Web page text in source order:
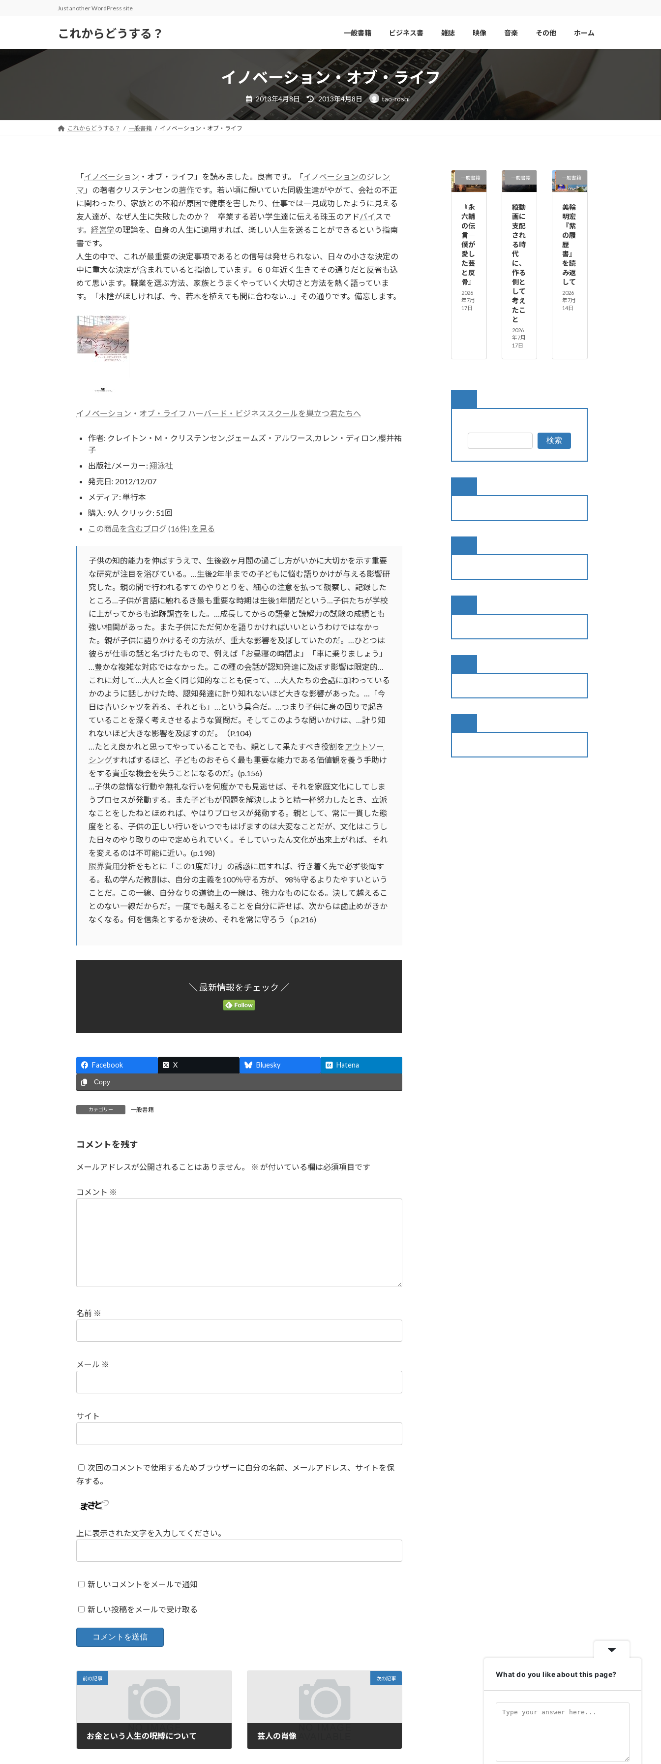
Just another WordPress site
これからどうする？ 一般書籍 ビジネス書 雑誌 映像 音楽 その他 ホーム
イノベーション・オブ・ライフ
2013年4月8日
最
終
更
新
日
2013年4月8日 tao-roshi
これからどうする？ 一般書籍 イノベーション・オブ・ライフ
「イノベーション ・オブ・ライフ」を読みました。良書です。「イノベーションのジレン
マ 」の著者クリステンセンの著作です。若い頃に輝いていた同級生達がやがて、会社の不正
に関わったり、家族との不和が原因で健康を害したり、仕事では一見成功したように見える
友人達が、なぜ人生に失敗したのか？ 卒業する若い学生達に伝える珠玉のアドバイ スで
す。経営学の理論を、自身の人生に適用すれば、楽しい人生を送ることができるという指南
書です。
人生の中で、これが最重要の決定事項であるとの信号は発せられない、日々の小さな決定の
中に重大な決定が含まれていると指摘しています。６０年近く生きてその通りだと反省も込
めて思います。職業を選ぶ方法、家族とうまくやっていく大切さと方法を熱く語っていま
す。「木陰がほしければ、今、若木を植えても間に合わない…」その通りです。備忘します。
イノベーション・オブ・ライフ ハーバード・ビジネススクールを巣立つ君たちへ
作者: クレイトン・M・クリステンセン,ジェームズ・アルワース,カレン・ディロン,櫻井祐
子
出版社/メーカー: 翔泳社
発売日: 2012/12/07
メディア: 単行本
購入 : 9人 クリック: 51回
この商品を含むブログ (16件) を見る
子供の知的能力を伸ばすうえで、生後数ヶ月間の過ごし方がいかに大切かを示す重要
な研究が注目を浴びている。…生後2年半までの子どもに悩む語りかけが与える影響研
究した。親の間で行われるすてのやりとりを、細心の注意を払って観察し、記録した
ところ…子供が言語に触れるき最も重要な時期は生後1年間だという…子供たちが学校
に上がってからも追跡調査をした。…成長してからの語彙と読解力の試験の成績とも
強い相関があった。また子供にただ何かを語りかければいいというわけではなかっ
た。親が子供に語りかけるその方法が、重大な影響を及ぼしていたのだ。…ひとつは
彼らが仕事の話と名づけたもので、例えば「お昼寝の時間よ」「車に乗りましょう」
…豊かな複雑な対応ではなかった。この種の会話が認知発達に及ぼす影響は限定的…
これに対して…大人と全く同じ知的なことも使って、…大人たちの会話に加わっている
かのように話しかけた時、認知発達に計り知れないほど大きな影響があった。…「今
日は青いシャツを着る、それとも」…という具合だ。…つまり子供に身の回りで起き
ていることを深く考えさせるような質問だ。そしてこのような問いかけは、…計り知
れないほど大きな影響を及ぼすのだ。（P.104)
…たとえ良かれと思ってやっていることでも、親として果たすべき役割を アウトソー
シングすればするほど、子どものおそらく最も重要な能力である価値観を養う手助け
をする貴重な機会を失うことになるのだ。(p.156)
…子供の怠惰な行動や無礼な行いを何度かでも見逃せば、それを家庭文化にしてしま
うプロセスが発動する。また子どもが問題を解決しようと精一杯努力したとき、立派
なことをしたねとほめれば、やはりプロセスが発動する。親として、常に一貫した態
度をとる、子供の正しい行いをいつでもはげますのは大変なことだが、文化はこうし
た日々のやり取りの中で定められていく。そしていったん文化が出来上がれば、それ
を変えるのは不可能に近い。(p.198)
限界費用分析をもとに「この1度だけ」の誘惑に屈すれば、行き着く先で必ず後悔す
る。私の学んだ教訓は、自分の主義を100％守る方が、 98％守るよりたやすいという
ことだ。この一線、自分なりの道徳上の一線は、強力なものになる。決して越えるこ
とのない一線だからだ。一度でも越えることを自分に許せば、次からは歯止めがきか
なくなる。何を信条とするかを決め、それを常に守ろう（ p.216)
＼ 最新情報をチェック ／
Facebook X Bluesky Hatena
Copy
カテゴリー 一般書籍
コメントを残す
メールアドレスが公開されることはありません。 ※ が付いている欄は必須項目です
コメント ※
名前 ※
メール ※
サイト
次回のコメントで使用するためブラウザーに自分の名前、メールアドレス、サイトを保
存する。
上に表示された文字を入力してください。
新しいコメントをメールで通知
新しい投稿をメールで受け取る
前の記事
お金という人生の呪縛について
次の記事
芸人の肖像
一般書籍
『永
六輔
の伝
言―
僕が
愛し
た芸
と反
骨』
2026
年7月
17日
一般書籍
縦動
画に
支配
され
る時
代
に、
作る
側と
して
考え
たこ
と
2026
年7月
17日
一般書籍
美輪
明宏
『紫
の履
歴
書』
を読
み返
して
2026
年7月
14日
検索
What do you like about this page?